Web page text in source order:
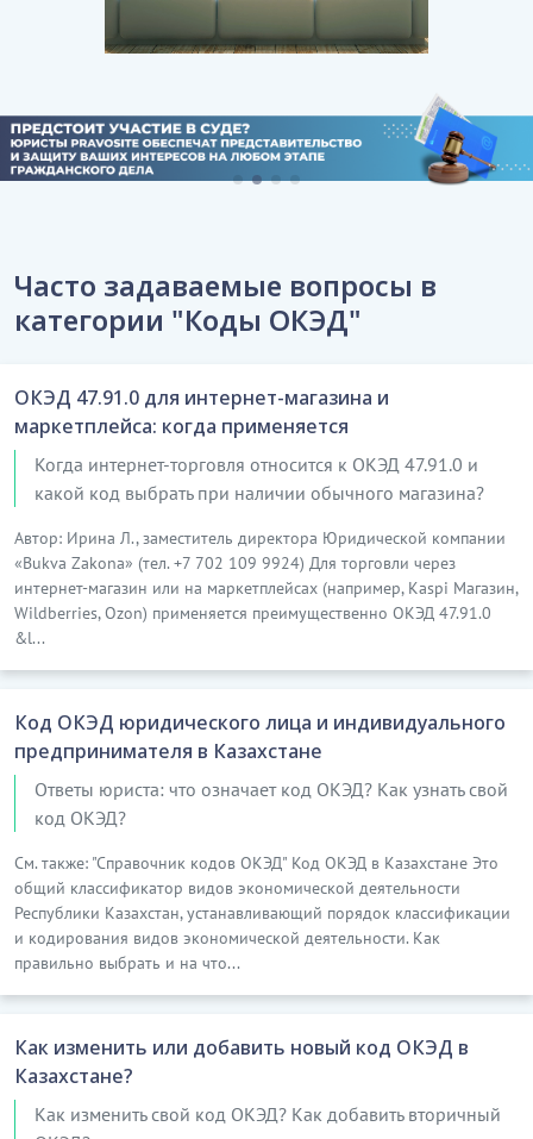
Часто задаваемые вопросы в
категории "Коды ОКЭД"
ОКЭД 47.91.0 для интернет-магазина и
маркетплейса: когда применяется
Когда интернет-торговля относится к ОКЭД 47.91.0 и
какой код выбрать при наличии обычного магазина?
Автор: Ирина Л., заместитель директора Юридической компании
«Bukva Zakona» (тел. +7 702 109 9924) Для торговли через
интернет-магазин или на маркетплейсах (например, Kaspi Магазин,
Wildberries, Ozon) применяется преимущественно ОКЭД 47.91.0
&l...
Код ОКЭД юридического лица и индивидуального
предпринимателя в Казахстане
Ответы юриста: что означает код ОКЭД? Как узнать свой
код ОКЭД?
См. также: "Справочник кодов ОКЭД" Код ОКЭД в Казахстане Это
общий классификатор видов экономической деятельности
Республики Казахстан, устанавливающий порядок классификации
и кодирования видов экономической деятельности. Как
правильно выбрать и на что...
Как изменить или добавить новый код ОКЭД в
Казахстане?
Как изменить свой код ОКЭД? Как добавить вторичный